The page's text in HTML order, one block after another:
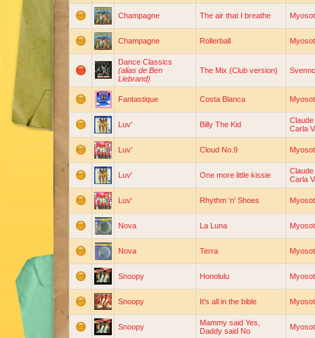
Champagne The air that I breathe
Champagne Rollerball
Dance Classics
(alias de Ben
Liebrand)
The Mix (Club version)
Fantastique Costa Blanca
Luv' Billy The Kid
Carla
Luv' Cloud No.9
Luv' One more little kissie
Carla
Luv' Rhythm 'n' Shoes
Nova La Luna
Nova Terra
Snoopy Honolulu
Snoopy It's all in the bible
Snoopy
Mammy said Yes,
Daddy said No